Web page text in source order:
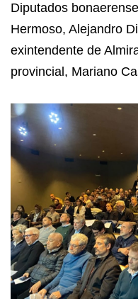
Diputados
Hermoso, Alejandro
exintendente de
provincial, Mariano